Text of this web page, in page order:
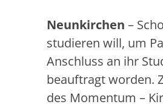
Neunkirchen –
studieren will, um
Anschluss an ihr
beauftragt worden.
des Momentum –